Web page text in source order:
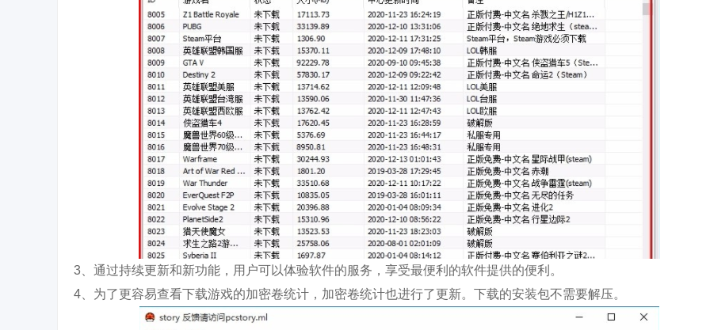
3、通过持续更新和新功能，用户可以体验软件的服务，享受最便利的软件提供的便利。
4、为了更容易查看下载游戏的加密卷统计，加密卷统计也进行了更新。下载的安装包不需要解压。